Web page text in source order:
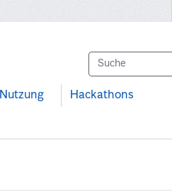
Nutzung Hackathons